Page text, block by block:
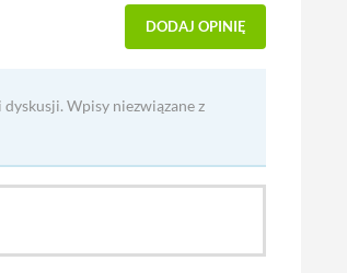
DODAJ OPINIĘ
Wpisy niezwiązane z